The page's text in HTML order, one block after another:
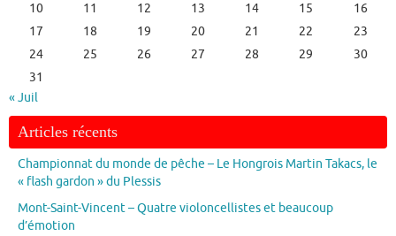
10
11 12 13 14 15
16
17
18 19 20 21 22
23
24
25 26 27 28 29
30
31
« Juil
Articles récents
Championnat du monde de pêche – Le Hongrois Martin Takacs, le
« flash gardon » du Plessis
Mont-Saint-Vincent – Quatre violoncellistes et beaucoup
d’émotion